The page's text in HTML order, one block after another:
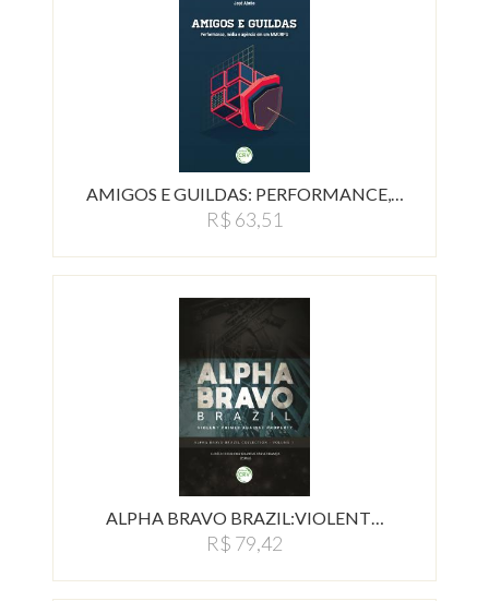
AMIGOS E GUILDAS: PERFORMANCE,…
R$ 63,51
ALPHA BRAVO BRAZIL:VIOLENT…
R$ 79,42